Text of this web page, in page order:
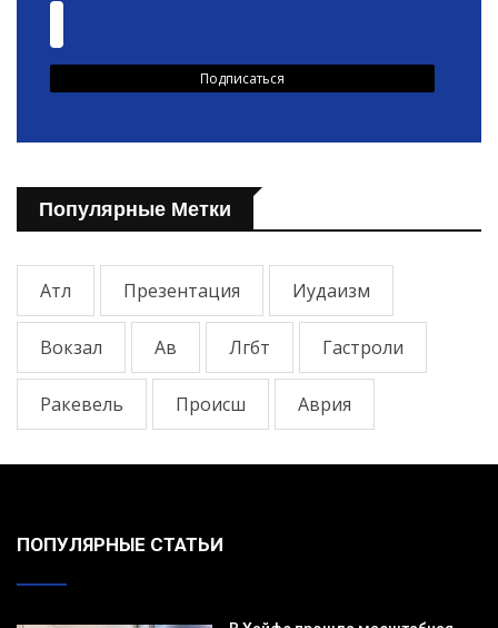
Популярные Метки
Атл Презентация Иудаизм
Вокзал Ав Лгбт Гастроли
Ракевель Происш Аврия
ПОПУЛЯРНЫЕ СТАТЬИ